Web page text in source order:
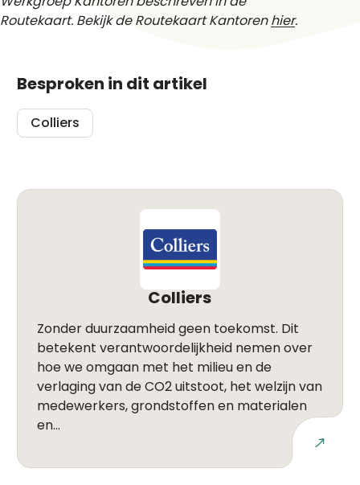
Routekaart. Bekijk de Routekaart Kantorenhier.
Besproken in dit artikel
Colliers
Colliers
Zonder duurzaamheid geen toekomst. Dit
betekent verantwoordelijkheid nemen over
hoe we omgaan met het milieu en de
verlaging van de CO2 uitstoot, het welzijn van
medewerkers, grondstoffen en materialen
en...
Lees meer